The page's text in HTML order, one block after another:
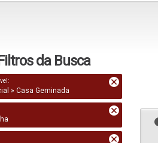
Filtros da Busca
» Casa Geminada